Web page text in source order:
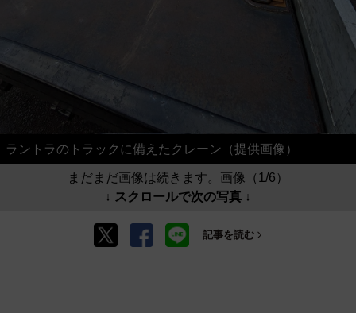
ラントラのトラックに備えたクレーン（提供画像）
まだまだ画像は続きます。画像（1/6）
↓ スクロールで次の写真 ↓
記事を読む